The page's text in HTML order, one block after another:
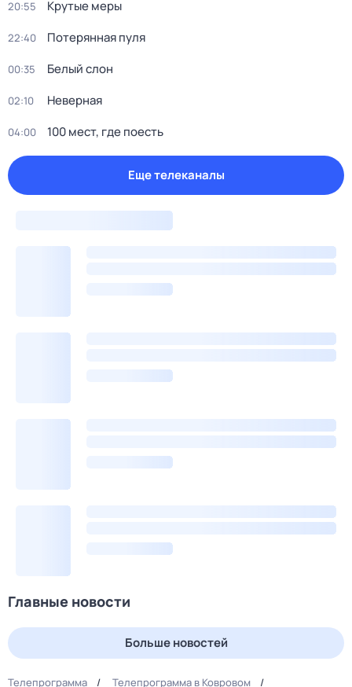
20:55 Крутые меры
22:40 Потерянная пуля
00:35 Белый слон
02:10 Неверная
04:00 100 мест, где поесть
Еще телеканалы
Главные новости
Больше новостей
Телепрограмма Телепрограмма в Ковровом